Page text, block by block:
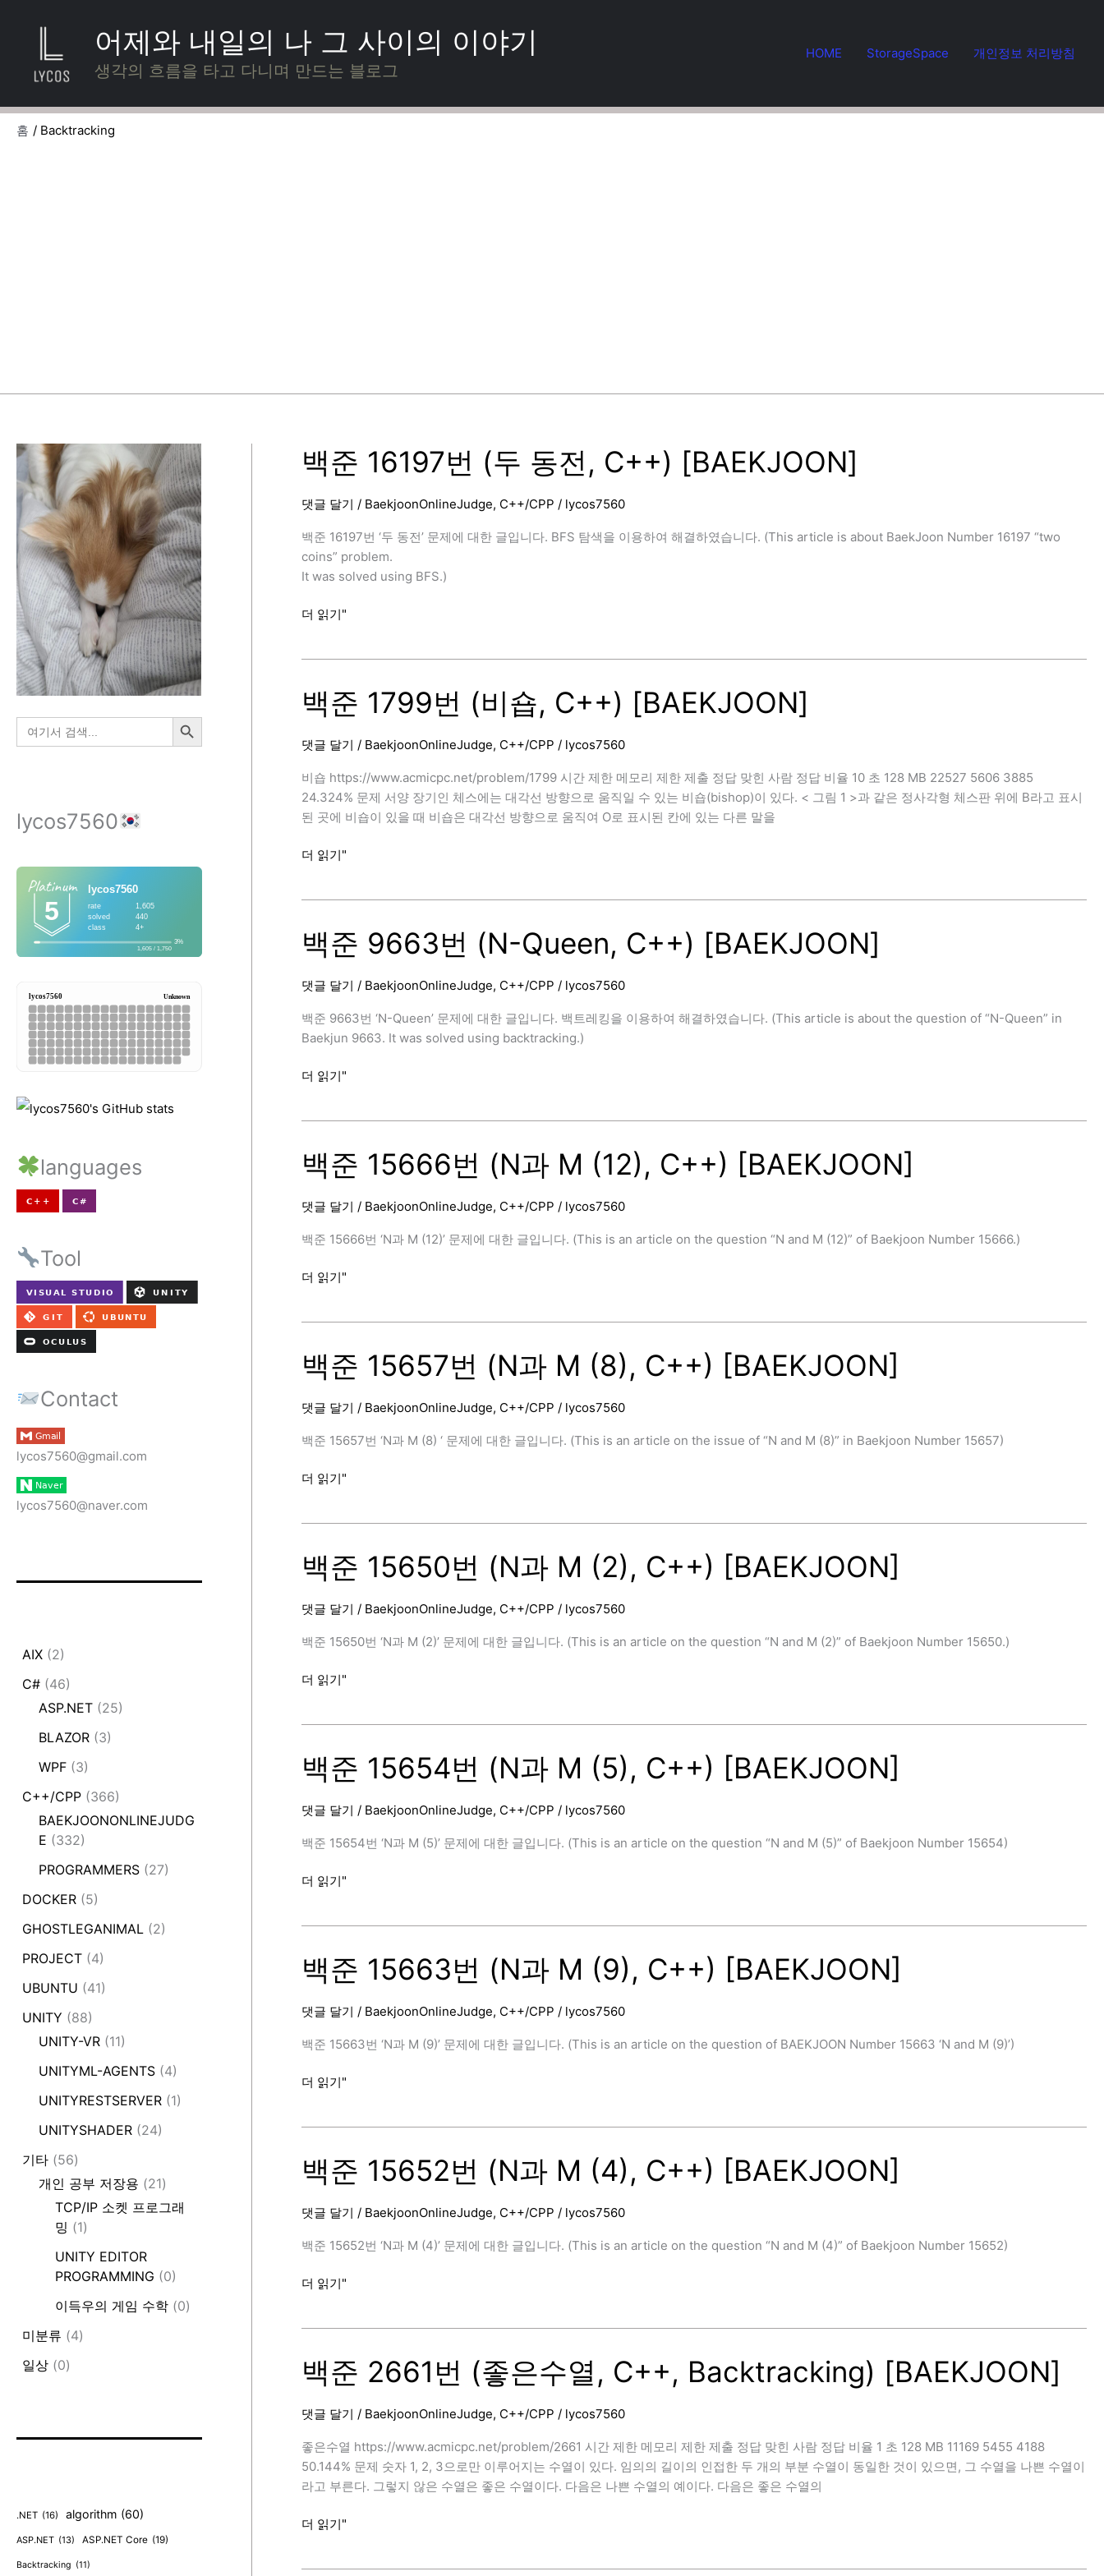
너
어제와 내일의 나 그 사이의 이야기
생각의 흐름을 타고 다니며 만드는 블로그
HOME StorageSpace 개인정보 처리방침
홈 Backtracking
검
색:
검색 버튼
lycos7560
languages
Tool
Contact
lycos7560@gmail.com
lycos7560@naver.com
AIX(2)
C#(46)
ASP.NET(25)
BLAZOR(3)
WPF(3)
C++/CPP(366)
BAEKJOONONLINEJUDG
E (332)
PROGRAMMERS(27)
DOCKER(5)
GHOSTLEGANIMAL(2)
PROJECT(4)
UBUNTU (41)
UNITY (88)
UNITY-VR(11)
UNITYML-AGENTS(4)
UNITYRESTSERVER(1)
UNITYSHADER(24)
기타(56)
개인 공부 저장용 (21)
TCP/IP 소켓 프로그래
밍 (1)
UNITY EDITOR
PROGRAMMING (0)
이득우의 게임 수학(0)
미분류 (4)
일상(0)
.NET (16) algorithm (60)
ASP.NET (13) ASP.NET Core (19)
Backtracking (11)
백준 16197번 (두 동전, C++) [BAEKJOON]
댓글 달기 / BaekjoonOnlineJudge, C++/CPP / lycos7560
백준 16197번 ‘두 동전’ 문제에 대한 글입니다. BFS 탐색을 이용하여 해결하였습니다. (This article is about BaekJoon Number 16197 “two
coins” problem.
It was solved using BFS.)
백
(두
동
C++)
[BAEKJOON]
더 읽기"
백준 1799번 (비숍, C++) [BAEKJOON]
댓글 달기 / BaekjoonOnlineJudge, C++/CPP / lycos7560
비숍 https://www.acmicpc.net/problem/1799 시간 제한 메모리 제한 제출 정답 맞힌 사람 정답 비율 10 초 128 MB 22527 5606 3885
24.324% 문제 서양 장기인 체스에는 대각선 방향으로 움직일 수 있는 비숍(bishop)이 있다. < 그림 1 >과 같은 정사각형 체스판 위에 B라고 표시
된 곳에 비숍이 있을 때 비숍은 대각선 방향으로 움직여 O로 표시된 칸에 있는 다른 말을
백
(비
숍,
[BAEKJOON]
더 읽기"
백준 9663번 (N-Queen, C++) [BAEKJOON]
댓글 달기 / BaekjoonOnlineJudge, C++/CPP / lycos7560
백준 9663번 ‘N-Queen’ 문제에 대한 글입니다. 백트레킹을 이용하여 해결하였습니다. (This article is about the question of “N-Queen” in
Baekjun 9663. It was solved using backtracking.)
백
(N-
Queen,
[BAEKJOON]
더 읽기"
백준 15666번 (N과 M (12), C++) [BAEKJOON]
댓글 달기 / BaekjoonOnlineJudge, C++/CPP / lycos7560
백준 15666번 ‘N과 M (12)’ 문제에 대한 글입니다. (This is an article on the question “N and M (12)” of Baekjoon Number 15666.)
백
(N
과
(12),
C++)
더 읽기"
백준 15657번 (N과 M (8), C++) [BAEKJOON]
댓글 달기 / BaekjoonOnlineJudge, C++/CPP / lycos7560
백준 15657번 ‘N과 M (8) ‘ 문제에 대한 글입니다. (This is an article on the issue of “N and M (8)” in Baekjoon Number 15657)
백
(N
과
(8),
C++)
더 읽기"
백준 15650번 (N과 M (2), C++) [BAEKJOON]
댓글 달기 / BaekjoonOnlineJudge, C++/CPP / lycos7560
백준 15650번 ‘N과 M (2)’ 문제에 대한 글입니다. (This is an article on the question “N and M (2)” of Baekjoon Number 15650.)
백
(N
과
(2),
C++)
더 읽기"
백준 15654번 (N과 M (5), C++) [BAEKJOON]
댓글 달기 / BaekjoonOnlineJudge, C++/CPP / lycos7560
백준 15654번 ‘N과 M (5)’ 문제에 대한 글입니다. (This is an article on the question “N and M (5)” of Baekjoon Number 15654)
백
(N
과
(5),
C++)
더 읽기"
백준 15663번 (N과 M (9), C++) [BAEKJOON]
댓글 달기 / BaekjoonOnlineJudge, C++/CPP / lycos7560
백준 15663번 ‘N과 M (9)’ 문제에 대한 글입니다. (This is an article on the question of BAEKJOON Number 15663 ‘N and M (9)’)
백
(N
과
(9),
C++)
더 읽기"
백준 15652번 (N과 M (4), C++) [BAEKJOON]
댓글 달기 / BaekjoonOnlineJudge, C++/CPP / lycos7560
백준 15652번 ‘N과 M (4)’ 문제에 대한 글입니다. (This is an article on the question “N and M (4)” of Baekjoon Number 15652)
백
(N
과
(4),
C++)
[BAEKJOON]
더 읽기"
백준 2661번 (좋은수열, C++, Backtracking) [BAEKJOON]
댓글 달기 / BaekjoonOnlineJudge, C++/CPP / lycos7560
좋은수열 https://www.acmicpc.net/problem/2661 시간 제한 메모리 제한 제출 정답 맞힌 사람 정답 비율 1 초 128 MB 11169 5455 4188
50.144% 문제 숫자 1, 2, 3으로만 이루어지는 수열이 있다. 임의의 길이의 인접한 두 개의 부분 수열이 동일한 것이 있으면, 그 수열을 나쁜 수열이
라고 부른다. 그렇지 않은 수열은 좋은 수열이다. 다음은 나쁜 수열의 예이다. 다음은 좋은 수열의
백
더 읽기"